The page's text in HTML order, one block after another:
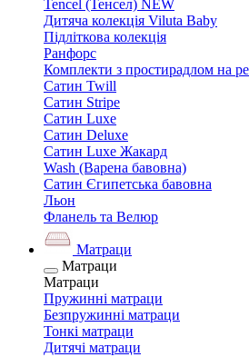
Tencel (Тенсел) NEW
Дитяча колекція Viluta Baby
Підліткова колекція
Ранфорс
Комплекти з простирадлом на
Сатин Twill
Сатин Stripe
Сатин Luxe
Сатин Deluxe
Сатин Luxe Жакард
Wash (Варена бавовна)
Сатин Єгипетська бавовна
Льон
Фланель та Велюр
Матраци
Матраци
Матраци
Пружинні матраци
Безпружинні матраци
Тонкі матраци
Дитячі матраци